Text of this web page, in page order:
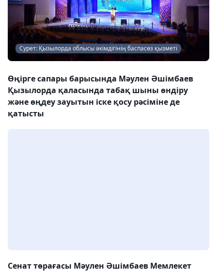
Сурет: Қызылорда облысы әкімдігінің баспасөз қызметі
Өңірге сапары барысында Мәулен Әшімбаев
Қызылорда қаласында табақ шыны өндіру
және өңдеу зауытын іске қосу рәсіміне де
қатысты
Сенат төрағасы Мәулен Әшімбаев Мемлекет